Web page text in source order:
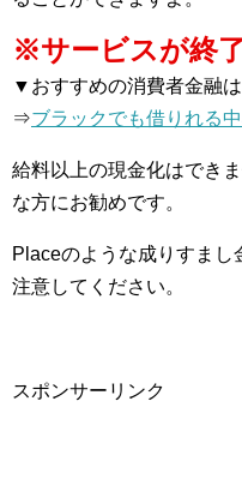
※サービスが終
▼おすすめの消費者金融
⇒ブラックでも借りれる
給料以上の現金化はでき
な方にお勧めです。
Placeのような成りすまし
注意してください。
スポンサーリンク